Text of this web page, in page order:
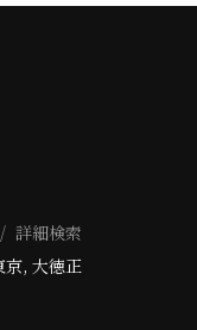
詳細検索
京, 大徳正